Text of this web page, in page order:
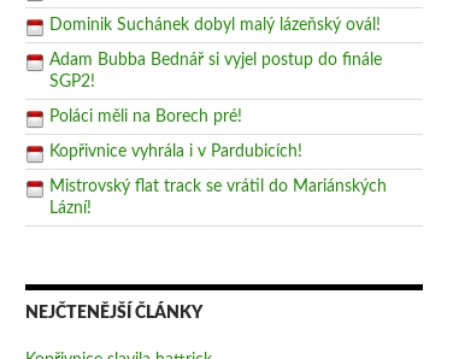
Dominik Suchánek dobyl malý lázeňský ovál!
Adam Bubba Bednář si vyjel postup do finále
SGP2!
Poláci měli na Borech pré!
Kopřivnice vyhrála i v Pardubicích!
Mistrovský flat track se vrátil do Mariánských
Lázní!
NEJČTENĚJŠÍ ČLÁNKY